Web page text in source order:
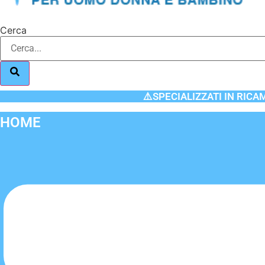
Cerca
⚠️SPECIALIZZATI IN
HOME